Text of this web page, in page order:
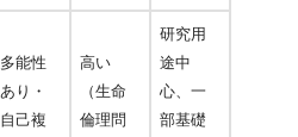
多能性
あり・
自己複
高い
（生命
倫理問
研究用
途中
心、一
部基礎